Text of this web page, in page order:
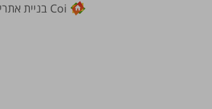
Coi בניית אתרים